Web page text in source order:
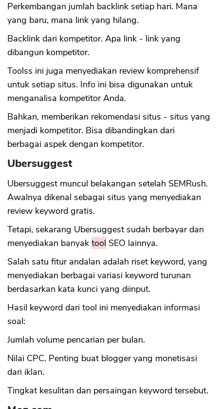
Perkembangan jumlah backlink setiap hari. Mana
yang baru, mana link yang hilang.
Backlink dari kompetitor. Apa link - link yang
dibangun kompetitor.
Toolss ini juga menyediakan review komprehensif
untuk setiap situs. Info ini bisa digunakan untuk
menganalisa kompetitor Anda.
Bahkan, memberikan rekomendasi situs - situs yang
menjadi kompetitor. Bisa dibandingkan dari
berbagai aspek dengan kompetitor.
Ubersuggest
Ubersuggest muncul belakangan setelah SEMRush.
Awalnya dikenal sebagai situs yang menyediakan
review keyword gratis.
Tetapi, sekarang Ubersuggest sudah berbayar dan
menyediakan banyak tool SEO lainnya.
Salah satu fitur andalan adalah riset keyword, yang
menyediakan berbagai variasi keyword turunan
berdasarkan kata kunci yang diinput.
Hasil keyword dari tool ini menyediakan informasi
soal:
Jumlah volume pencarian per bulan.
Nilai CPC. Penting buat blogger yang monetisasi
dari iklan.
Tingkat kesulitan dan persaingan keyword tersebut.